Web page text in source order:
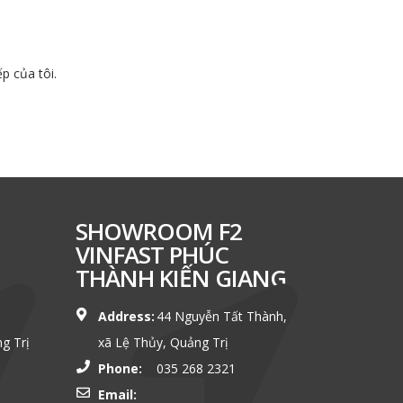
của tôi.
Trị
SHOWROOM F2
VINFAST PHÚC
THÀNH KIẾN GIANG
Address: 44 Nguyễn Tất Thành,
xã Lệ Thủy, Quảng Trị
Phone:
035 268 2321
Email: